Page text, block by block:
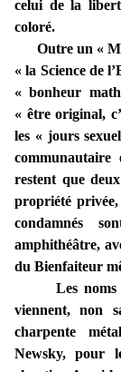
celui de la
coloré.
Outre un «
« la Science de
« bonheur
« être original,
les « jours
restent que
propriété
condamnés
amphithéâtre,
du Bienfaiteur
Les noms
viennent, non
charpente
Newsky, pour